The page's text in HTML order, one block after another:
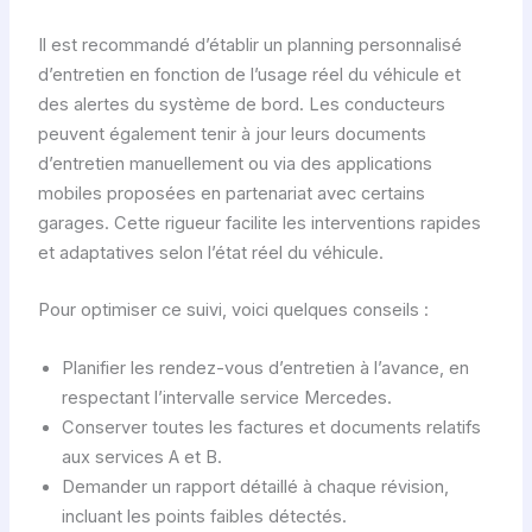
Il est recommandé d’établir un planning personnalisé
d’entretien en fonction de l’usage réel du véhicule et
des alertes du système de bord. Les conducteurs
peuvent également tenir à jour leurs documents
d’entretien manuellement ou via des applications
mobiles proposées en partenariat avec certains
garages. Cette rigueur facilite les interventions rapides
et adaptatives selon l’état réel du véhicule.
Pour optimiser ce suivi, voici quelques conseils :
Planifier les rendez-vous d’entretien à l’avance, en
respectant l’intervalle service Mercedes.
Conserver toutes les factures et documents relatifs
aux services A et B.
Demander un rapport détaillé à chaque révision,
incluant les points faibles détectés.